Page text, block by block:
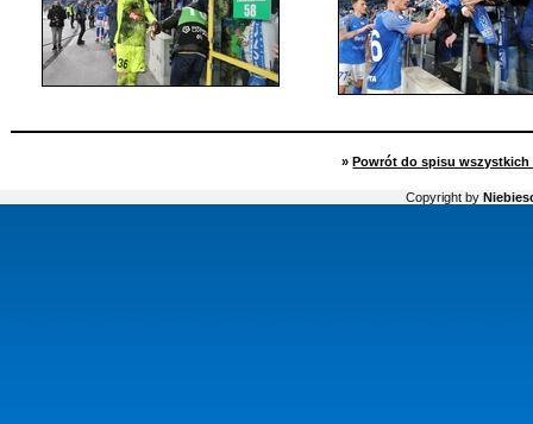
» Powrót do spisu wszystkich
Copyright by